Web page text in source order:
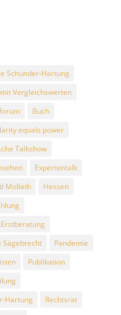
Schunder-Hartung
Vergleichswerten
Buch
equals power
Talkshow
Expertentalk
Mollath
Hessen
Sägebrecht
Pandemie
Publikation
Hartung
Rechtsrat